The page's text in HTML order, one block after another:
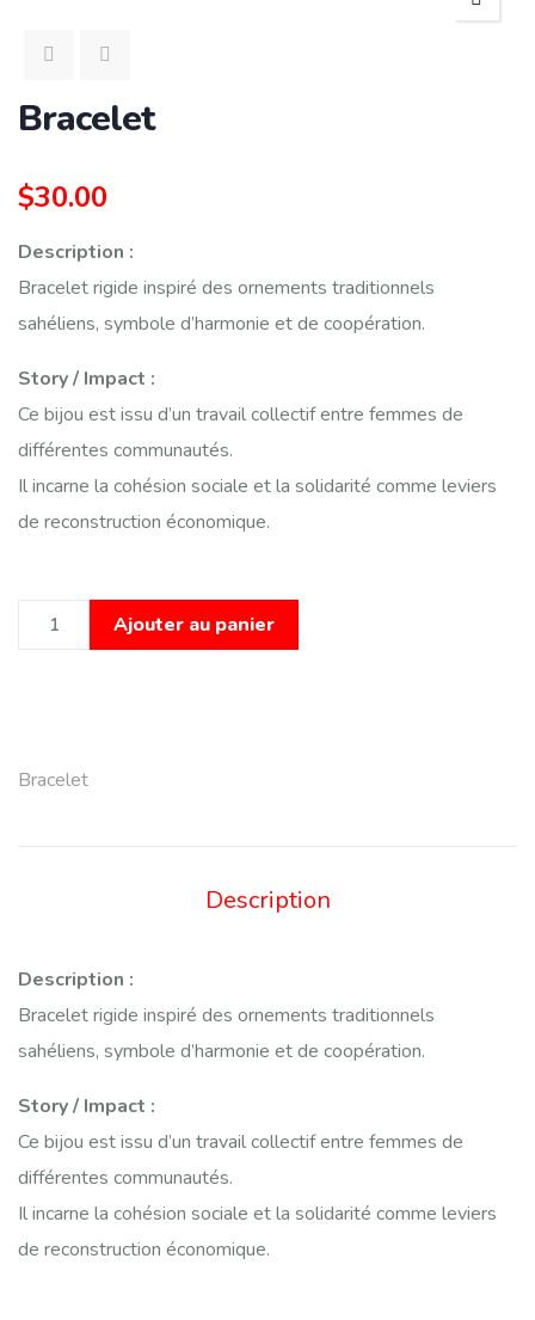
Bracelet
$30.00
Description :
Bracelet rigide inspiré des ornements traditionnels
sahéliens, symbole d’harmonie et de coopération.
Story / Impact :
Ce bijou est issu d’un travail collectif entre femmes de
différentes communautés.
Il incarne la cohésion sociale et la solidarité comme leviers
de reconstruction économique.
Ajouter au panier
Bracelet
Description
Description :
Bracelet rigide inspiré des ornements traditionnels
sahéliens, symbole d’harmonie et de coopération.
Story / Impact :
Ce bijou est issu d’un travail collectif entre femmes de
différentes communautés.
Il incarne la cohésion sociale et la solidarité comme leviers
de reconstruction économique.